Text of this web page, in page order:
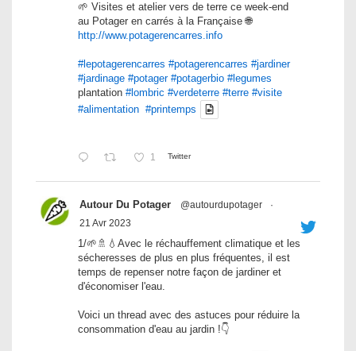
🌱 Visites et atelier vers de terre ce week-end
au Potager en carrés à la Française 🌐
http://www.potagerencarres.info
#lepotagerencarres #potagerencarres #jardiner
#jardinage #potager #potagerbio #legumes
plantation #lombric #verdeterre #terre #visite
#alimentation #printemps
1 Twitter
Autour Du Potager @autourdupotager
·
21 Avr 2023
1/🌱🚿💧Avec le réchauffement climatique et les
sécheresses de plus en plus fréquentes, il est
temps de repenser notre façon de jardiner et
d'économiser l'eau.
Voici un thread avec des astuces pour réduire la
consommation d'eau au jardin !👇